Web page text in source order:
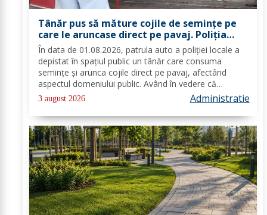
Tânăr pus să măture cojile de seminţe pe
care le aruncase direct pe pavaj. Poliţia
Locală Dorohoi: Respectul față de spațiul
comun trebuie să fie o prioritate pentru
fiecare dintre noi”
În data de 01.08.2026, patrula auto a poliției locale a
depistat în spațiul public un tânăr care consuma
semințe și arunca cojile direct pe pavaj, afectând
aspectul domeniului public. Având în vedere că
prioritatea Poliției Locale este prevenția și educarea
spiritului civic, polițiștii l-au...
3 august 2026 Administratie